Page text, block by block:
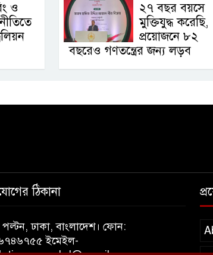
ও
২৭ বছর বয়সে
মুক্তিযুদ্ধ করেছি,
প্রয়োজনে ৮২
বছরেও গণতন্ত্রের জন্য লড়ব
ঠিকানা
পল্টন, ঢাকা, বাংলাদেশ। ফোন:
ইমেইল-